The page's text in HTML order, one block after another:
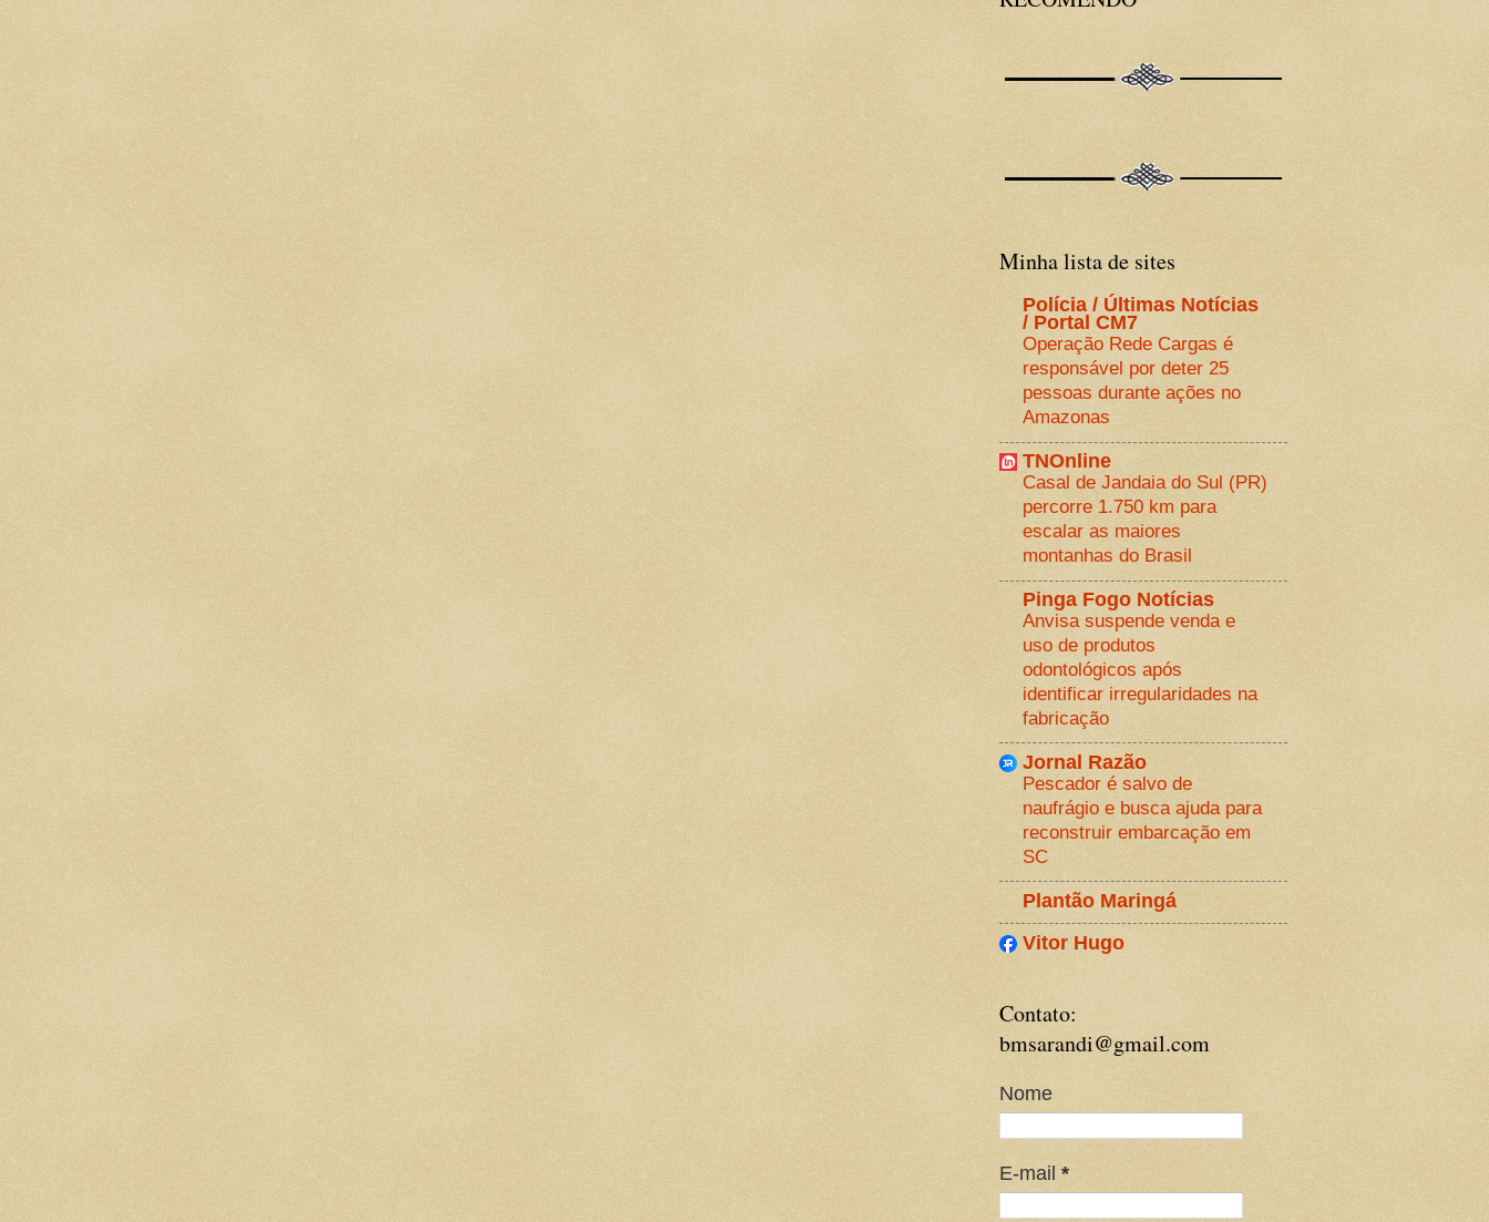
Minha lista de sites
Polícia / Últimas Notícias
/ Portal CM7
Operação Rede Cargas é
responsável por deter 25
pessoas durante ações no
Amazonas
TNOnline
Casal de Jandaia do Sul (PR)
percorre 1.750 km para
escalar as maiores
montanhas do Brasil
Pinga Fogo Notícias
Anvisa suspende venda e
uso de produtos
odontológicos após
identificar irregularidades na
fabricação
Jornal Razão
Pescador é salvo de
naufrágio e busca ajuda para
reconstruir embarcação em
SC
Plantão Maringá
Vitor Hugo
Contato:
bmsarandi@gmail.com
Nome
E-mail *